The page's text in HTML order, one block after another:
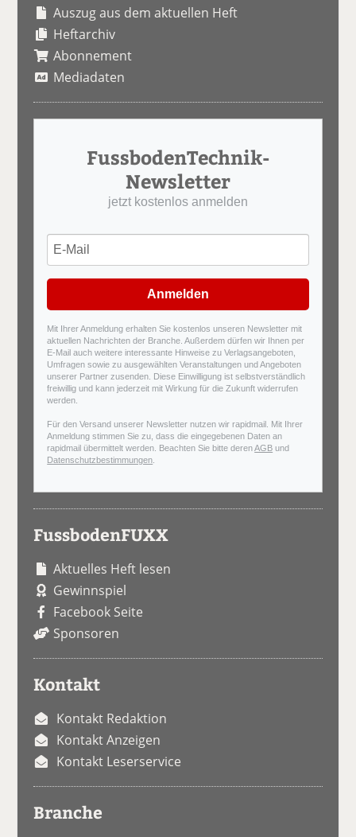
Auszug aus dem aktuellen Heft
Heftarchiv
Abonnement
Mediadaten
FussbodenTechnik-
Newsletter
jetzt kostenlos anmelden
Anmelden
Mit Ihrer Anmeldung erhalten Sie kostenlos unseren Newsletter mit
aktuellen Nachrichten der Branche. Außerdem dürfen wir Ihnen per
E-Mail auch weitere interessante Hinweise zu Verlagsangeboten,
Umfragen sowie zu ausgewählten Veranstaltungen und Angeboten
unserer Partner zusenden. Diese Einwilligung ist selbstverständlich
freiwillig und kann jederzeit mit Wirkung für die Zukunft widerrufen
werden.
Für den Versand unserer Newsletter nutzen wir rapidmail. Mit Ihrer
Anmeldung stimmen Sie zu, dass die eingegebenen Daten an
rapidmail übermittelt werden. Beachten Sie bitte derenAGB und
Datenschutzbestimmungen
FussbodenFUXX
Aktuelles Heft lesen
Gewinnspiel
Facebook Seite
Sponsoren
Kontakt
Kontakt Redaktion
Kontakt Anzeigen
Kontakt Leserservice
Branche